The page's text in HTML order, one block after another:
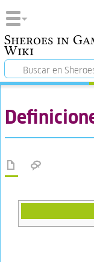
Sheroes in
Wiki